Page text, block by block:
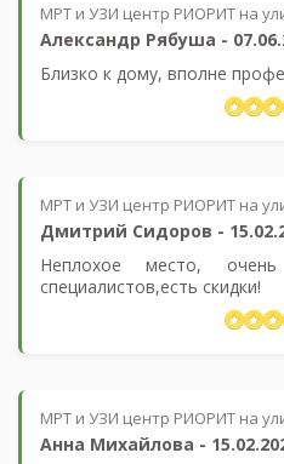
МРТ и УЗИ центр РИОРИТ на
Александр Рябуша -
Близко к дому, вполне
МРТ и УЗИ центр РИОРИТ на
Дмитрий Сидоров -
Неплохое место,
специалистов,есть скидки!
МРТ и УЗИ центр РИОРИТ на
Анна Михайлова -